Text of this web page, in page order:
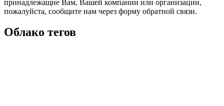
принадлежащие Вам, Вашей компании или организации,
пожалуйста, сообщите нам через форму обратной связи.
Облако тегов